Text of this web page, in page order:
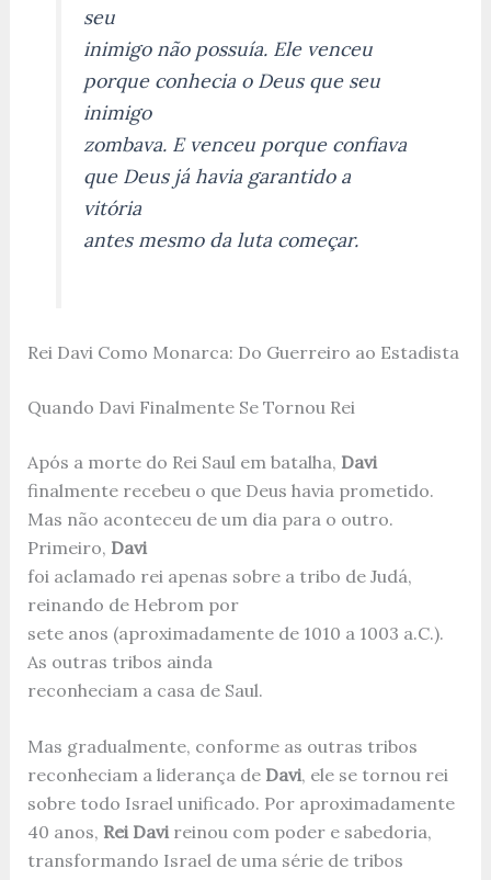
seu
inimigo não possuía. Ele venceu
porque conhecia o Deus que seu
inimigo
zombava. E venceu porque confiava
que Deus já havia garantido a
vitória
antes mesmo da luta começar.
Rei Davi Como Monarca: Do Guerreiro ao Estadista
Quando Davi Finalmente Se Tornou Rei
Após a morte do Rei Saul em batalha, Davi
finalmente recebeu o que Deus havia prometido.
Mas não aconteceu de um dia para o outro.
Primeiro, Davi
foi aclamado rei apenas sobre a tribo de Judá,
reinando de Hebrom por
sete anos (aproximadamente de 1010 a 1003 a.C.).
As outras tribos ainda
reconheciam a casa de Saul.
Mas gradualmente, conforme as outras tribos
reconheciam a liderança de Davi, ele se tornou rei
sobre todo Israel unificado. Por aproximadamente
40 anos, Rei Davireinou com poder e sabedoria,
transformando Israel de uma série de tribos